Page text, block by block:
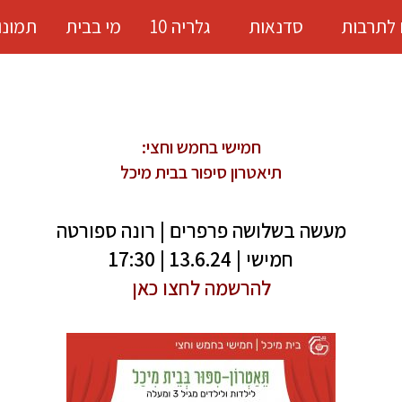
לתרבות סדנאות גלריה 10 מי בבית
חמישי בחמש וחצי:
תיאטרון סיפור בבית מיכל
מעשה בשלושה פרפרים | רונה ספורטה
חמישי | 13.6.24 | 17:30
להרשמה לחצו כאן